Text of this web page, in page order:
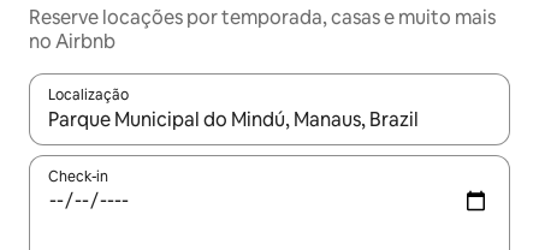
Reserve locações por temporada, casas e muito mais
no Airbnb
Localização
Quando os resultados estiverem disponíveis, explore-os
Check-in